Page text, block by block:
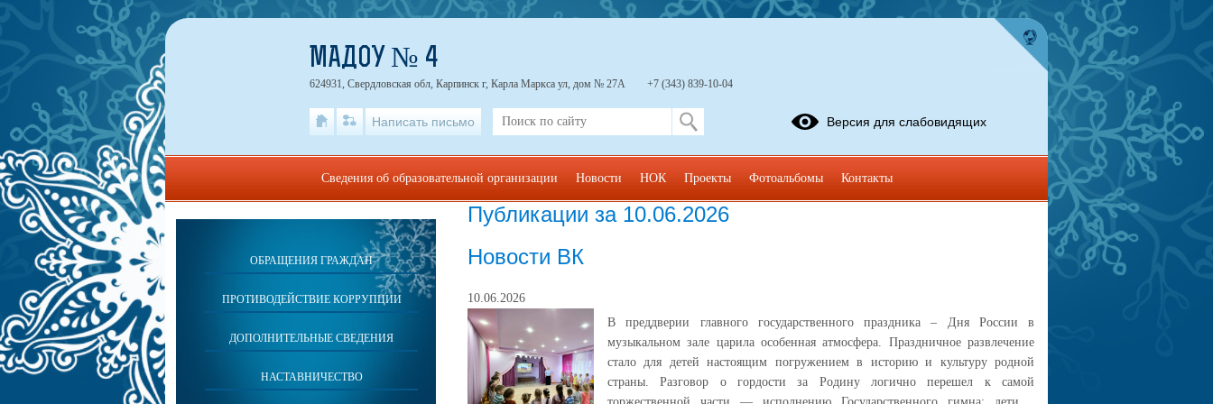
Публикации за 10.06.2026
Новости ВК
10.06.2026
В преддверии главного государственного праздника – Дня России в
музыкальном зале царила особенная атмосфера. Праздничное развлечение
стало для детей настоящим погружением в историю и культуру родной
страны. Разговор о гордости за Родину логично перешел к самой
ОБРАЩЕНИЯ ГРАЖДАН
ПРОТИВОДЕЙСТВИЕ КОРРУПЦИИ
ДОПОЛНИТЕЛЬНЫЕ СВЕДЕНИЯ
НАСТАВНИЧЕСТВО
МАДОУ № 4
624931, Свердловская обл, Карпинск г, Карла Маркса ул, дом № 27А +7 (343) 839-10-04
Написать письмо Версия для слабовидящих
Сведения об образовательной организации Новости НОК Проекты Фотоальбомы Контакты